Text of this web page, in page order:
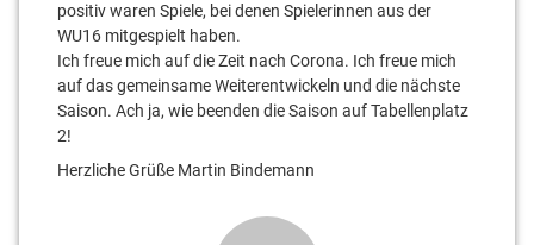
positiv waren Spiele, bei denen Spielerinnen aus der
WU16 mitgespielt haben.
Ich freue mich auf die Zeit nach Corona. Ich freue mich
auf das gemeinsame Weiterentwickeln und die nächste
Saison. Ach ja, wie beenden die Saison auf Tabellenplatz
2!
Herzliche Grüße Martin Bindemann